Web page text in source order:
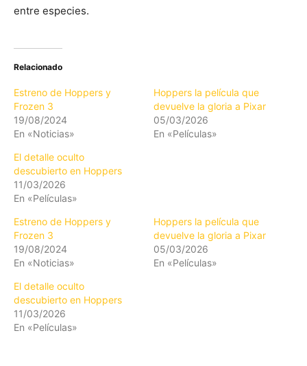
entre especies.
Relacionado
Estreno de Hoppers y
Frozen 3
19/08/2024
En «Noticias»
Hoppers la película que
devuelve la gloria a Pixar
05/03/2026
En «Películas»
El detalle oculto
descubierto en Hoppers
11/03/2026
En «Películas»
Estreno de Hoppers y
Frozen 3
19/08/2024
En «Noticias»
Hoppers la película que
devuelve la gloria a Pixar
05/03/2026
En «Películas»
El detalle oculto
descubierto en Hoppers
11/03/2026
En «Películas»